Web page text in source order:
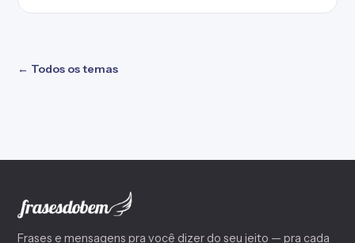
← Todos os temas
Frases e mensagens pra você dizer do seu jeito — pra cada